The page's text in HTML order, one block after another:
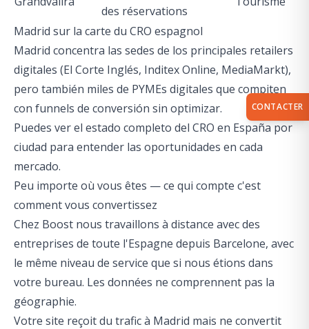
des réservations
Madrid sur la carte du CRO espagnol
Madrid concentra las sedes de los principales retailers
digitales (El Corte Inglés, Inditex Online, MediaMarkt),
pero también miles de PYMEs digitales que compiten
con funnels de conversión sin optimizar.
Puedes ver el estado completo del CRO en España por
ciudad para entender las oportunidades en cada
mercado.
Peu importe où vous êtes — ce qui compte c'est
comment vous convertissez
Chez Boost nous travaillons à distance avec des
entreprises de toute l'Espagne depuis Barcelone, avec
le même niveau de service que si nous étions dans
votre bureau. Les données ne comprennent pas la
géographie.
Votre site reçoit du trafic à Madrid mais ne convertit
CONTACTER